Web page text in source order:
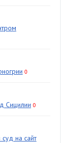
0
Сицилии 0
на сайт